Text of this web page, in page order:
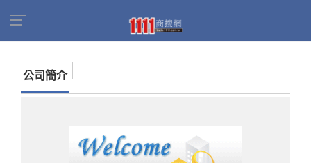
公司簡介